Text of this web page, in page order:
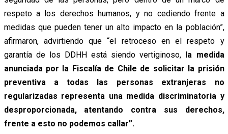
respeto a los derechos humanos, y no cediendo frente a
medidas que pueden tener un alto impacto en la población”,
afirmaron, advirtiendo que “el retroceso en el respeto y
garantía de los DDHH está siendo vertiginoso, la medida
anunciada por la Fiscalía de Chile de solicitar la prisión
preventiva a todas las personas extranjeras no
regularizadas representa una medida discriminatoria y
desproporcionada, atentando contra sus derechos,
frente a esto no podemos callar”.